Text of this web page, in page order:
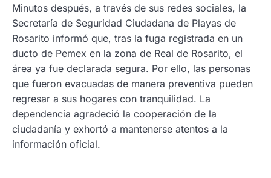
Minutos después, a través de sus redes sociales, la
Secretaría de Seguridad Ciudadana de Playas de
Rosarito informó que, tras la fuga registrada en un
ducto de Pemex en la zona de Real de Rosarito, el
área ya fue declarada segura. Por ello, las personas
que fueron evacuadas de manera preventiva pueden
regresar a sus hogares con tranquilidad. La
dependencia agradeció la cooperación de la
ciudadanía y exhortó a mantenerse atentos a la
información oficial.